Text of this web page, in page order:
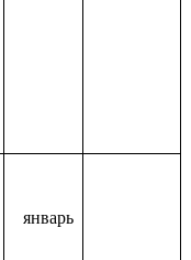
январь